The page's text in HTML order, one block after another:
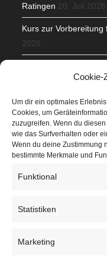
Cookie-
Um dir ein optimales
Cookies, um
zuzugreifen. Wenn du
wie das Surfverhalten oder
Wenn du deine Zustimmung
bestimmte Merkmale und
Funktional
Statistiken
Marketing
Ratingen 20. Juli 2026
Kurs zur
2026
Veranstaltungen
Höffner Run
Kindersportfest